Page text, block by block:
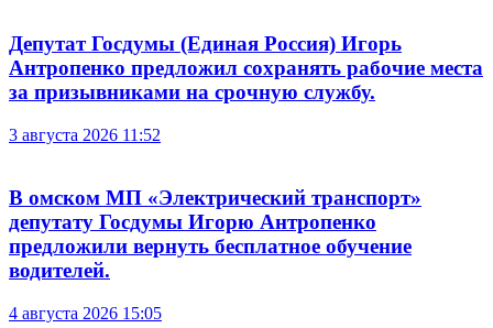
Депутат Госдумы (Единая Россия) Игорь
Антропенко предложил сохранять рабочие места
за призывниками на срочную службу.
3 августа 2026 11:52
В омском МП «Электрический транспорт»
депутату Госдумы Игорю Антропенко
предложили вернуть бесплатное обучение
водителей.
4 августа 2026 15:05